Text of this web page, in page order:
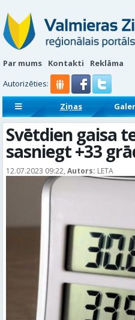
Par mums Kontakti
Reklāma
Autorizēties:
Ziņas
Sludinājumi
Reklāmraksti
Svētdien gaisa
sasniegt +33
12.07.2023 09:22, Autors: LETA